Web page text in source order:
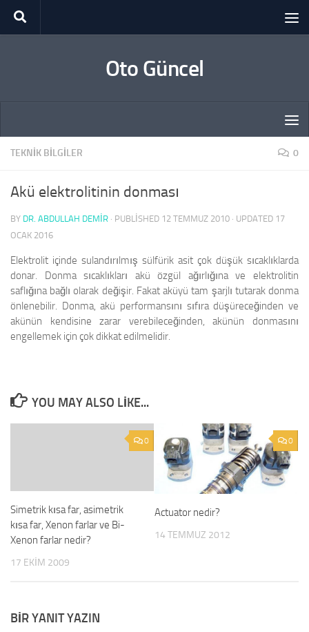
Skip to content
Oto Güncel
TEKNIK BILGILER 0
Akü elektrolitinin donması
BY DR. ABDULLAH DEMİR · PUBLISHED 12 TEMMUZ 2010 · UPDATED 17
OCAK 2016
Elektrolit içinde sulandırılmış sülfürik asit çok düşük sıcaklıklarda
donar. Donma sıcaklıkları akü özgül ağırlığına ve elektrolitin
saflığına bağlı olarak değişir. Fakat aküyü tam şarjlı tuta­rak donma
önlenebilir. Donma, akü performansını sıfıra düşüreceğinden ve
akünün kendisine zarar verebileceğinden, akünün donmasını
engellemek için çok dikkat edilmelidir.
YOU MAY ALSO LIKE...
0
Simetrik kısa far, asimetrik
kısa far, Xenon farlar ve Bi-
Xenon farlar nedir?
17 EKIM 2009
0
Actuator nedir?
14 TEMMUZ 2012
BIR YANIT YAZIN